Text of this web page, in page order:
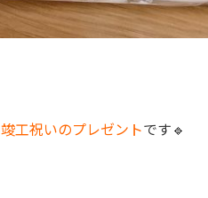
竣工祝いのプレゼントです🔹